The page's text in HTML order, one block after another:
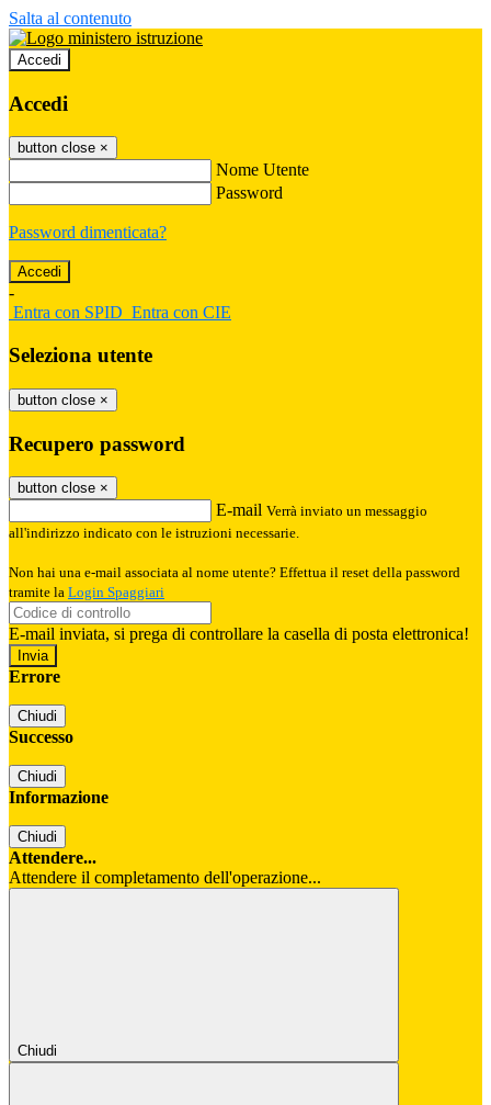
Salta al contenuto
Accedi
Accedi
button close ×
Nome Utente
Password
Password dimenticata?
-
Entra con SPID Entra con CIE
Seleziona utente
button close ×
Recupero password
button close ×
E-mail Verrà inviato un messaggio
all'indirizzo indicato con le istruzioni necessarie.
Non hai una e-mail associata al nome utente? Effettua il reset della password
tramite la Login Spaggiari
E-mail inviata, si prega di controllare la casella di posta elettronica!
Errore
Chiudi
Successo
Chiudi
Informazione
Chiudi
Attendere...
Attendere il completamento dell'operazione...
Chiudi